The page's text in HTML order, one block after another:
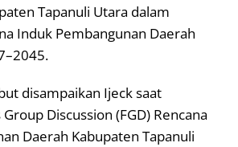
Tapanuli Utara dalam
Induk Pembangunan Daerah
disampaikan Ijeck saat
Discussion (FGD) Rencana
Daerah Kabupaten Tapanuli